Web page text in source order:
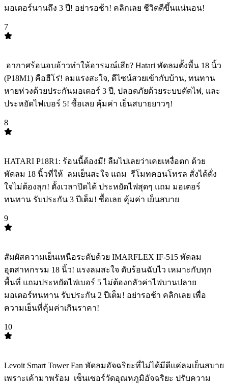
มอเตอร์นานถึง 3 ปี! อย่ารอช้า! คลิกเลย ชีวิตดีขึ้นแน่นอน!
7
️ อากาศร้อนอบอ้าวทำให้อารมณ์เสีย? Hatari พัดลมตั้งพื้น 18 นิ้ว
(P18M1) คือฮีโร่! ลมแรงสะใจ, ดีไซน์สวยเข้ากับบ้าน, ทนทาน
หายห่วงด้วยประกันมอเตอร์ 3 ปี, ปลอดภัยด้วยระบบตัดไฟ, และ
ประหยัดไฟเบอร์ 5! ซื้อเลย คุ้มค่า เย็นสบายยาวๆ!
8
HATARI P18R1: ร้อนนี้ต้องมี! ลืมไปเลยว่าเคยเหงื่อตก ด้วย
พัดลม 18 นิ้วที่ให้ ️ ลมเย็นสะใจ แถม ️ รีโมทคอนโทรล สั่งได้ดั่ง
ใจไม่ต้องลุก! ตั้งเวลาปิดได้ ประหยัดไฟสุดๆ แถม มอเตอร์
ทนทาน รับประกัน 3 ปีเต็ม! ซื้อเลย คุ้มค่า เย็นสบาย
9
สัมผัสความเย็นเหนือระดับด้วย IMARFLEX IF-515 พัดลม
อุตสาหกรรม 18 นิ้ว! แรงลมสะใจ ดับร้อนฉับไว เหมาะกับทุก
พื้นที่ แถมประหยัดไฟเบอร์ 5 ไม่ต้องกลัวค่าไฟบานปลาย
มอเตอร์ทนทาน รับประกัน 2 ปีเต็ม! อย่ารอช้า คลิกเลย เพื่อ
ความเย็นที่คุ้มค่าเกินราคา!
10
Levoit Smart Tower Fan พัดลมอัจฉริยะที่ไม่ได้มีดีแค่ลมเย็นสบาย
เพราะเค้ามาพร้อม ️ เซ็นเซอร์วัดอุณหภูมิอัจฉริยะ ปรับความ